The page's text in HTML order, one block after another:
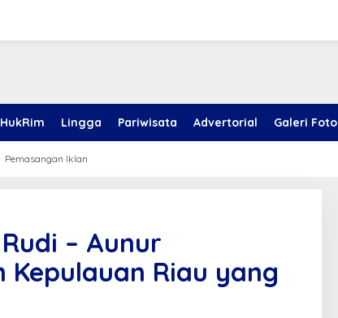
HukRim Lingga Pariwisata Advertorial Galeri Foto
Pemasangan Iklan
– Aunur
Kepulauan Riau yang